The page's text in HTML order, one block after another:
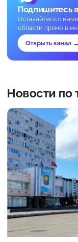
Подпишитесь
Оставайтесь с
области прямо в
Открыть канал →
Новости по